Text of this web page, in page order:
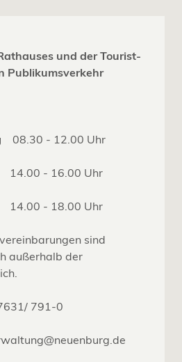
und der Tourist-
Publikumsverkehr
08.30 - 12.00 Uhr
- 16.00 Uhr
- 18.00 Uhr
sind
außerhalb der
791-0